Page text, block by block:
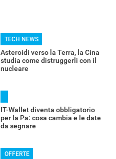
TECH NEWS
Asteroidi verso la Terra, la Cina
studia come distruggerli con il
nucleare
IT-Wallet diventa obbligatorio
per la Pa: cosa cambia e le date
da segnare
OFFERTE